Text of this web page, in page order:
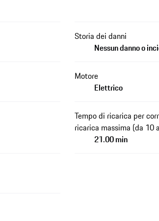
Storia dei danni
Nessun danno o
Motore
Elettrico
Tempo di ricarica per
ricarica massima (da 10
21.00 min